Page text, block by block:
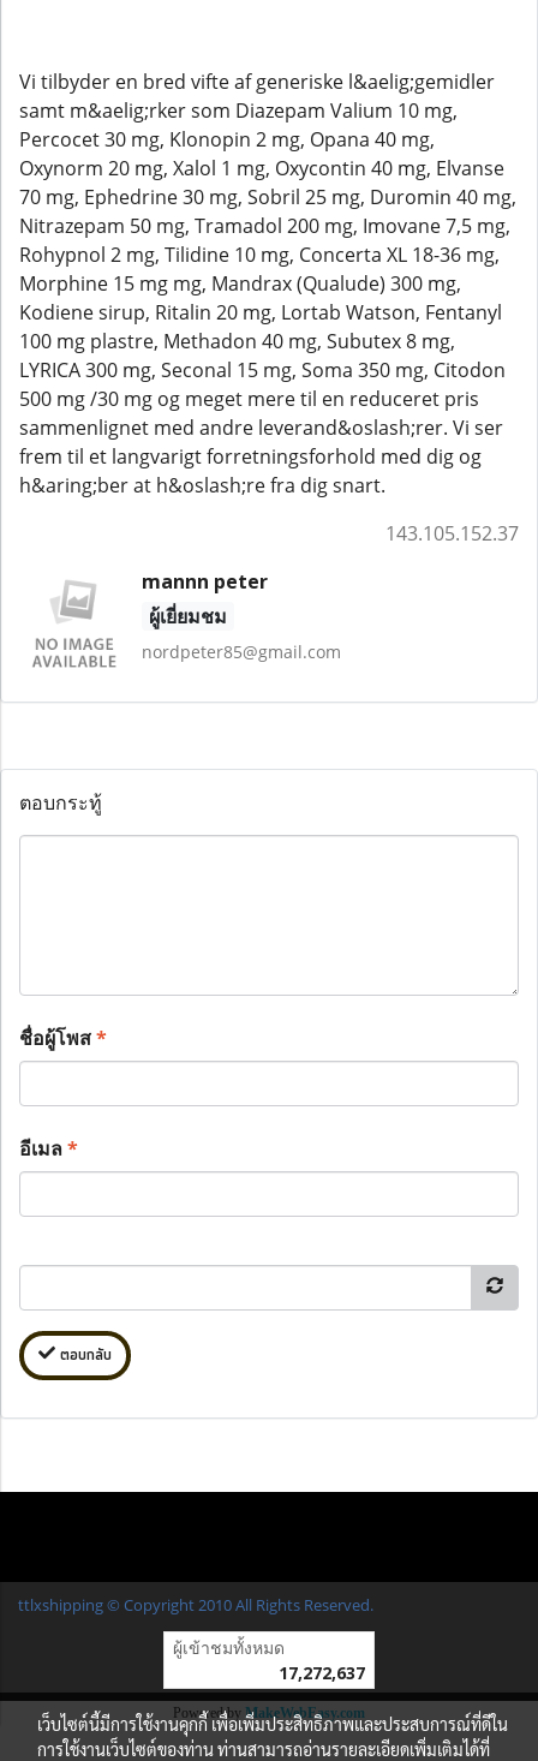
Vi tilbyder en bred vifte af generiske l&aelig;gemidler
samt m&aelig;rker som Diazepam Valium 10 mg,
Percocet 30 mg, Klonopin 2 mg, Opana 40 mg,
Oxynorm 20 mg, Xalol 1 mg, Oxycontin 40 mg, Elvanse
70 mg, Ephedrine 30 mg, Sobril 25 mg, Duromin 40 mg,
Nitrazepam 50 mg, Tramadol 200 mg, Imovane 7,5 mg,
Rohypnol 2 mg, Tilidine 10 mg, Concerta XL 18-36 mg,
Morphine 15 mg mg, Mandrax (Qualude) 300 mg,
Kodiene sirup, Ritalin 20 mg, Lortab Watson, Fentanyl
100 mg plastre, Methadon 40 mg, Subutex 8 mg,
LYRICA 300 mg, Seconal 15 mg, Soma 350 mg, Citodon
500 mg /30 mg og meget mere til en reduceret pris
sammenlignet med andre leverand&oslash;rer. Vi ser
frem til et langvarigt forretningsforhold med dig og
h&aring;ber at h&oslash;re fra dig snart.
143.105.152.37
mannn peter
ผู้เยี่ยมชม
nordpeter85@gmail.com
ตอบกระทู้
ชื่อผู้โพส*
อีเมล*
ตอบกลับ
ttlxshipping © Copyright 2010 All Rights Reserved.
ผู้เข้าชมวันนี้
Powered byMakeWebEasy.com
เว็บไซต์นี้มีการใช้งานคุกกี้ เพื่อเพิ่มประสิทธิภาพและประสบการณ์ที่ดีใน
การใช้งานเว็บไซต์ของท่าน ท่านสามารถอ่านรายละเอียดเพิ่มเติมได้ที่